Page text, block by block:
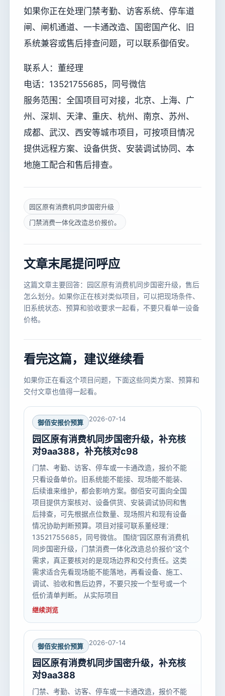
如果你正在处理门禁考勤、访客系统、停车道
闸、闸机通道、一卡通改造、国密国产化、旧
系统兼容或售后排查问题，可以联系御佰安。
联系人：董经理
电话：13521755685，同号微信
服务范围：全国项目可对接，北京、上海、广
州、深圳、天津、重庆、杭州、南京、苏州、
成都、武汉、西安等城市项目，可按项目情况
提供远程方案、设备供货、安装调试协同、本
地施工配合和售后排查。
园区原有消费机同步国密升级
门禁消费一体化改造总价报价。
文章末尾提问呼应
这篇文章主要回答：园区原有消费机同步国密升级，售后
怎么划分。如果你正在核对类似项目，可以把现场条件、
旧系统状态、预算和验收要求一起看，不要只看单一设备
价格。
看完这篇，建议继续看
如果你正在看这个项目问题，下面这些同类方案、预算和
交付文章也值得一起看。
御佰安报价预算 2026-07-14
园区原有消费机同步国密升级，补充核
对9aa388，补充核对c98
门禁、考勤、访客、停车或一卡通改造，报价不能
只看设备单价。旧系统能不能接、现场能不能装、
后续谁来维护，都会影响方案。御佰安可面向全国
项目提供方案核对、设备供货、安装调试协同和售
后排查，可先根据点位数量、现场照片和现有设备
情况协助判断预算。项目对接可联系董经理：
13521755685，同号微信。 围绕“园区原有消费机
同步国密升级，门禁消费一体化改造总价报价”这个
需求，真正要核对的是现场边界和交付责任。这类
需求适合先看现场能不能落地，再看设备、施工、
调试、验收和售后边界，不要只按一个型号或一个
低价清单判断。 从实际项目
继续浏览
御佰安报价预算 2026-07-14
园区原有消费机同步国密升级，补充核
对9aa388
门禁、考勤、访客、停车或一卡通改造，报价不能